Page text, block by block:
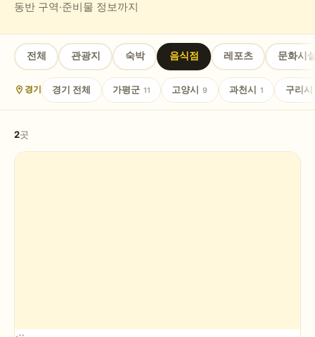
동반 구역·준비물 정보까지
전체 관광지 숙박 음식점 레포츠 문화시
경기 경기 전체 가평군 11 고양시 9 과천시 1 구리시
2곳